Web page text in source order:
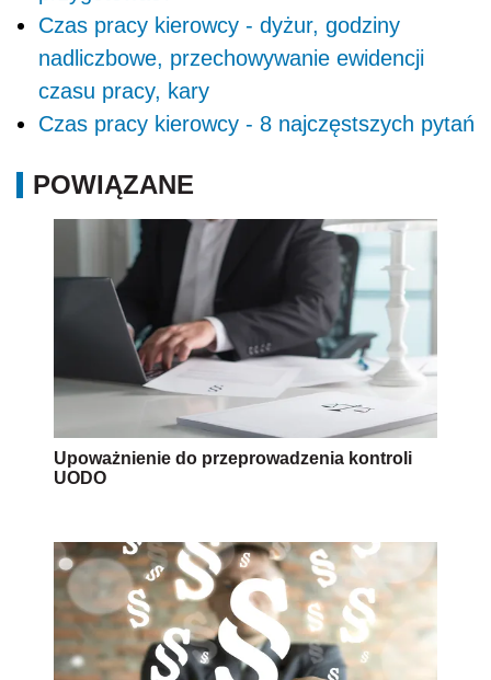
Czas pracy kierowcy - dyżur, godziny
nadliczbowe, przechowywanie ewidencji
czasu pracy, kary
Czas pracy kierowcy - 8 najczęstszych pytań
POWIĄZANE
Upoważnienie do przeprowadzenia kontroli
UODO